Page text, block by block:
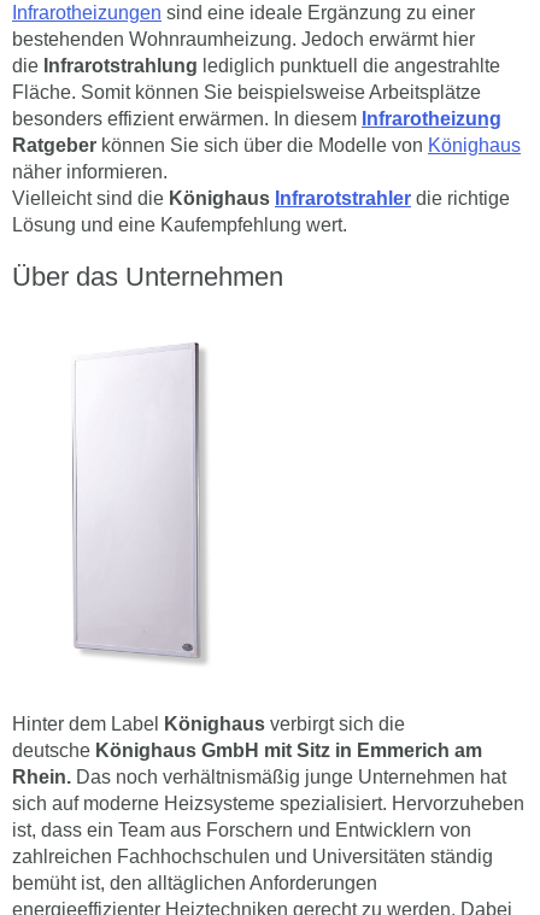
Infrarotheizungen sind eine ideale Ergänzung zu einer
bestehenden Wohnraumheizung. Jedoch erwärmt hier
die Infrarotstrahlung lediglich punktuell die angestrahlte
Fläche. Somit können Sie beispielsweise Arbeitsplätze
besonders effizient erwärmen. In diesem Infrarotheizung
Ratgeber können Sie sich über die Modelle von Könighaus
näher informieren.
Vielleicht sind die Könighaus Infrarotstrahler die richtige
Lösung und eine Kaufempfehlung wert.
Über das Unternehmen
Hinter dem Label Könighaus verbirgt sich die
deutsche Könighaus GmbH mit Sitz in Emmerich am
Rhein. Das noch verhältnismäßig junge Unternehmen hat
sich auf moderne Heizsysteme spezialisiert. Hervorzuheben
ist, dass ein Team aus Forschern und Entwicklern von
zahlreichen Fachhochschulen und Universitäten ständig
bemüht ist, den alltäglichen Anforderungen
energieeffizienter Heiztechniken gerecht zu werden. Dabei